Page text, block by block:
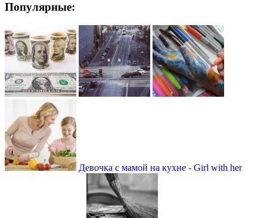
Популярные:
Девочка с мамой на кухне - Girl with her